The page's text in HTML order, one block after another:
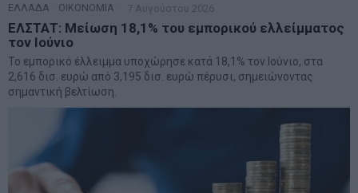
ΕΛΛΑΔΑ ΟΙΚΟΝΟΜΙΑ 7 Αυγούστου 2026
ΕΛΣΤΑΤ: Μείωση 18,1% του εμπορικού ελλείμματος
τον Ιούνιο
Το εμπορικό έλλειμμα υποχώρησε κατά 18,1% τον Ιούνιο, στα
2,616 δισ. ευρώ από 3,195 δισ. ευρώ πέρυσι, σημειώνοντας
σημαντική βελτίωση.